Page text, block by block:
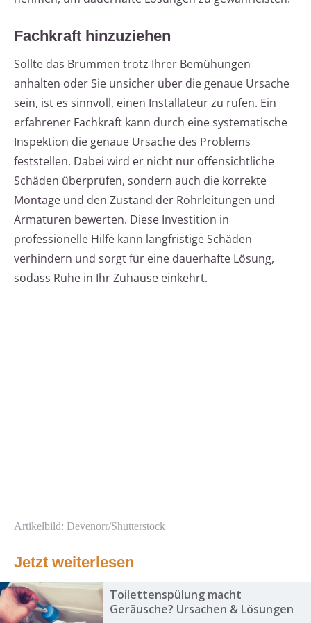
Fachkraft hinzuziehen
Sollte das Brummen trotz Ihrer Bemühungen
anhalten oder Sie unsicher über die genaue Ursache
sein, ist es sinnvoll, einen Installateur zu rufen. Ein
erfahrener Fachkraft kann durch eine systematische
Inspektion die genaue Ursache des Problems
feststellen. Dabei wird er nicht nur offensichtliche
Schäden überprüfen, sondern auch die korrekte
Montage und den Zustand der Rohrleitungen und
Armaturen bewerten. Diese Investition in
professionelle Hilfe kann langfristige Schäden
verhindern und sorgt für eine dauerhafte Lösung,
sodass Ruhe in Ihr Zuhause einkehrt.
Artikelbild: Devenorr/Shutterstock
Jetzt weiterlesen
Toilettenspülung macht
Geräusche? Ursachen & Lösungen